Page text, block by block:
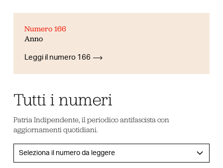
Numero 166
Anno
Leggi il numero 166
Tutti i numeri
Patria Indipendente, il periodico antifascista con
aggiornamenti quotidiani.